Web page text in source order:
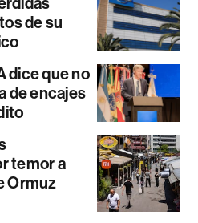
de su
dice que no
de encajes
temor a
Ormuz